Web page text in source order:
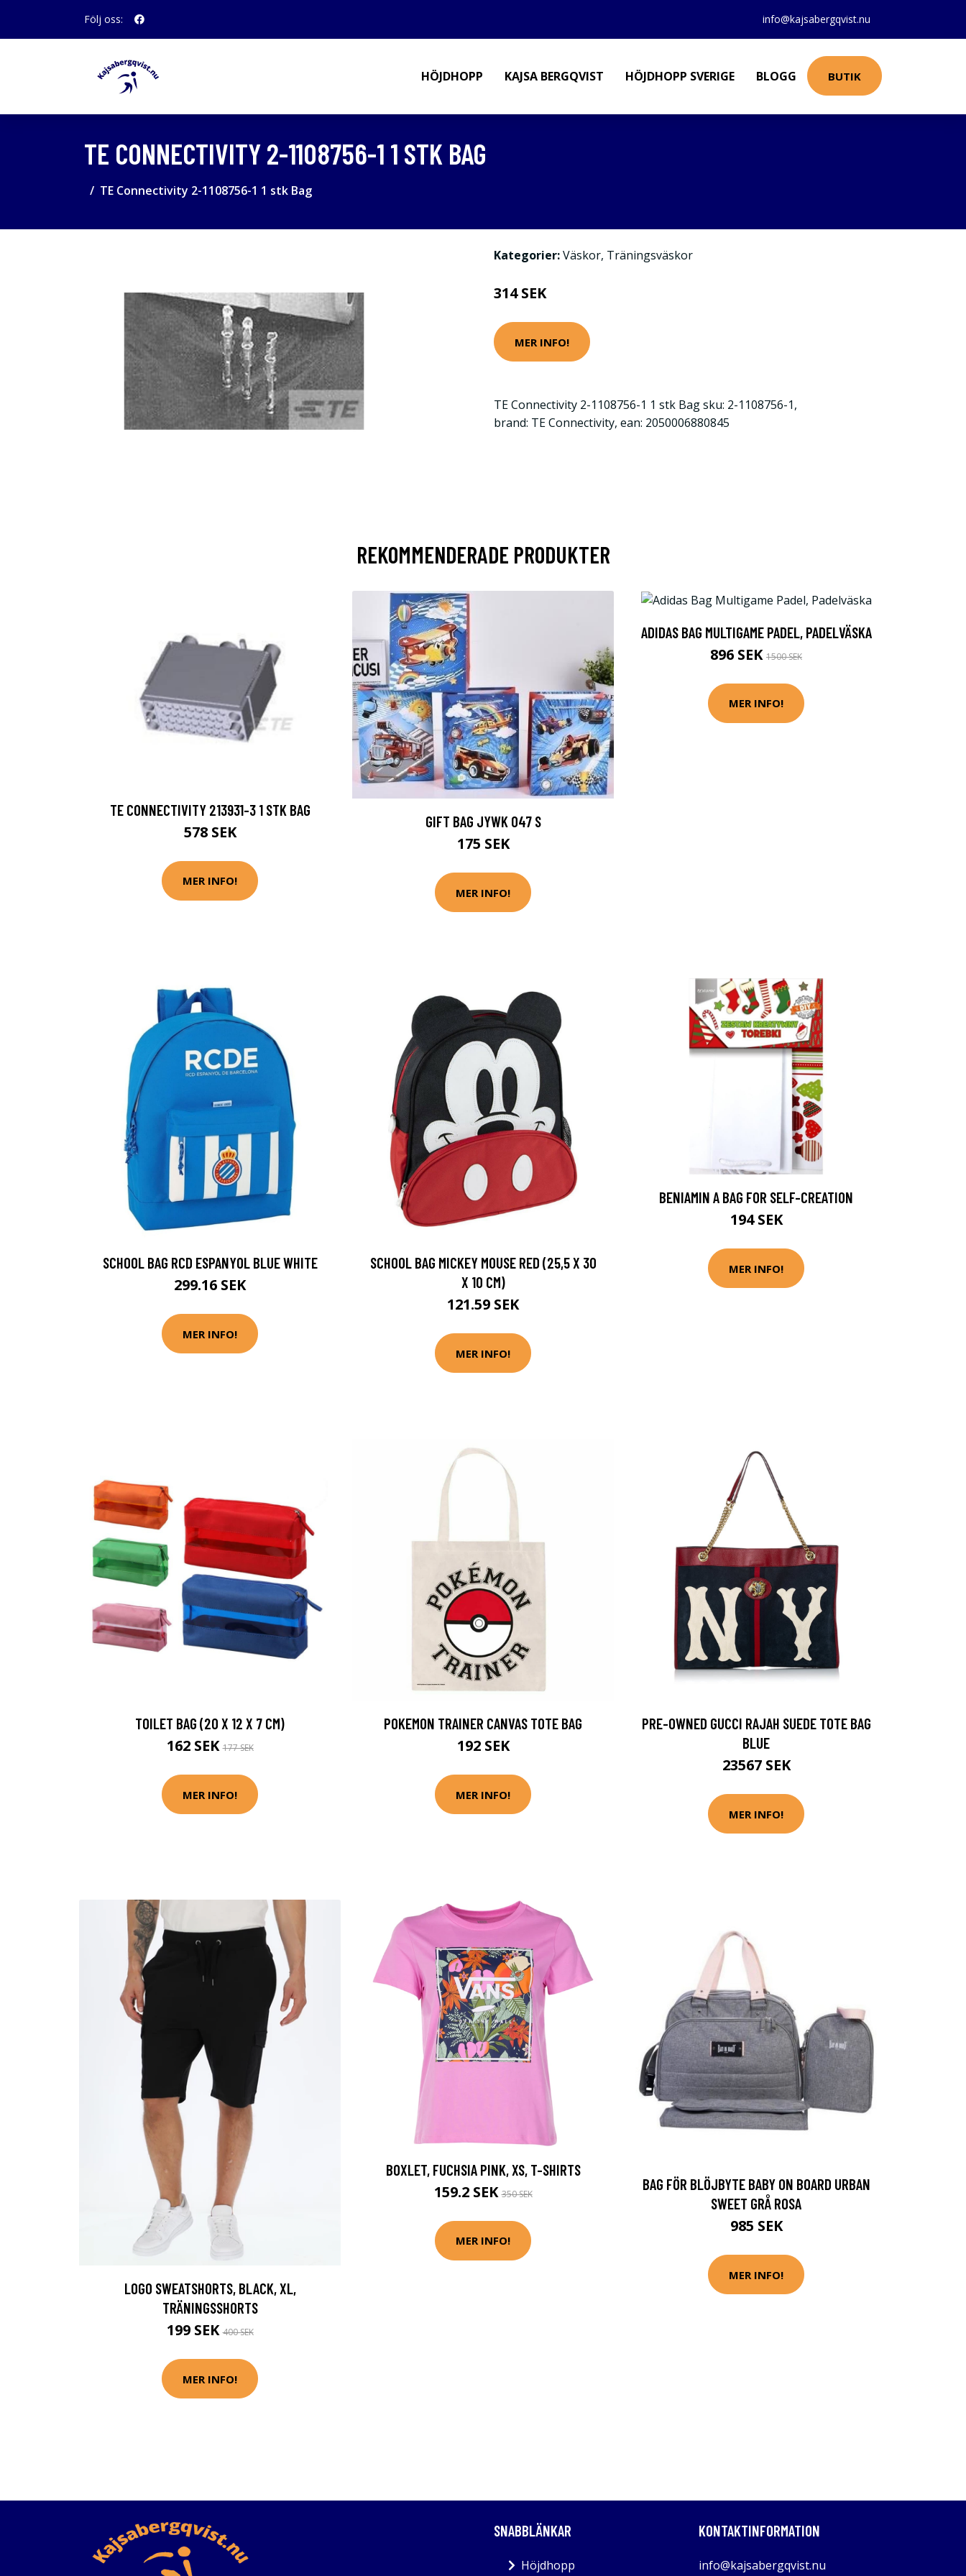
Följ oss: info@kajsabergqvist.nu
HÖJDHOPP KAJSA BERGQVIST HÖJDHOPP SVERIGE BLOGG BUTIK
TE CONNECTIVITY 2-1108756-1 1 STK BAG
TE Connectivity 2-1108756-1 1 stk Bag
Kategorier:Väskor, Träningsväskor
314 SEK
MER INFO!
TE Connectivity 2-1108756-1 1 stk Bag sku: 2-1108756-1,
brand: TE Connectivity, ean: 2050006880845
REKOMMENDERADE PRODUKTER
TE CONNECTIVITY 213931-3 1 STK BAG
578 SEK
MER INFO!
GIFT BAG JYWK 047 S
175 SEK
MER INFO!
ADIDAS BAG MULTIGAME PADEL, PADELVÄSKA
896 SEK 1500 SEK
MER INFO!
SCHOOL BAG RCD ESPANYOL BLUE WHITE
299.16 SEK
MER INFO!
SCHOOL BAG MICKEY MOUSE RED (25,5 X 30
X 10 CM)
121.59 SEK
MER INFO!
BENIAMIN A BAG FOR SELF-CREATION
194 SEK
MER INFO!
TOILET BAG (20 X 12 X 7 CM)
162 SEK177 SEK
MER INFO!
POKEMON TRAINER CANVAS TOTE BAG
192 SEK
MER INFO!
PRE-OWNED GUCCI RAJAH SUEDE TOTE BAG
BLUE
23567 SEK
MER INFO!
LOGO SWEATSHORTS, BLACK, XL,
TRÄNINGSSHORTS
199 SEK400 SEK
MER INFO!
BOXLET, FUCHSIA PINK, XS, T-SHIRTS
159.2 SEK350 SEK
MER INFO!
BAG FÖR BLÖJBYTE BABY ON BOARD URBAN
SWEET GRÅ ROSA
985 SEK
MER INFO!
SNABBLÄNKAR
Höjdhopp
KONTAKTINFORMATION
info@kajsabergqvist.nu